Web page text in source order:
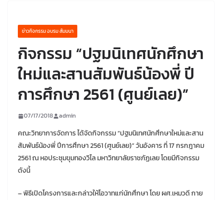
ข่าวกิจกรรม อบรม สัมมนา
กิจกรรม “ปฐมนิเทศนักศึกษา
ใหม่และสานสัมพันธ์น้องพี่ ปี
การศึกษา 2561 (ศูนย์เลย)”
07/17/2018 admin
คณะวิทยาการจัดการ ได้จัดกิจกรรม “ปฐมนิเทศนักศึกษาใหม่และสาน
สัมพันธ์น้องพี่ ปีการศึกษา 2561 (ศูนย์เลย)” วันอังคาร ที่ 17 กรกฎาคม
2561 ณ หอประชุมขุมทองวิไล มหาวิทยาลัยราชภัฏเลย โดยมีกิจกรรม
ดังนี้
– พิธีเปิดโครงการและกล่าวให้โอวาทแก่นักศึกษา โดย ผศ.เหมวดี กาย